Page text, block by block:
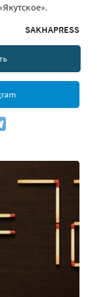
SAKHAPRESS